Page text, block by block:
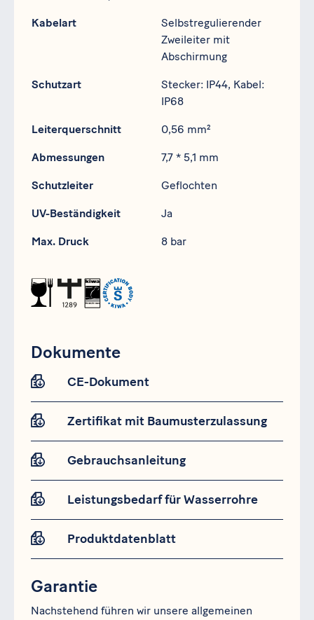
Kabelart
Selbstregulierender
Zweileiter mit
Abschirmung
Schutzart
Stecker: IP44, Kabel:
IP68
Leiterquerschnitt 0,56 mm²
Abmessungen 7,7 * 5,1 mm
Schutzleiter Geflochten
UV-Beständigkeit Ja
Max. Druck 8 bar
Dokumente
CE-Dokument
Zertifikat mit Baumusterzulassung
Gebrauchsanleitung
Leistungsbedarf für Wasserrohre
Produktdatenblatt
Garantie
Nachstehend führen wir unsere allgemeinen